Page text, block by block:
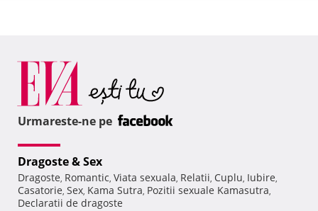
Urmareste-ne pe
Dragoste & Sex
Dragoste, Romantic, Viata sexuala, Relatii, Cuplu, Iubire,
Casatorie, Sex, Kama Sutra, Pozitii sexuale Kamasutra,
Declaratii de dragoste